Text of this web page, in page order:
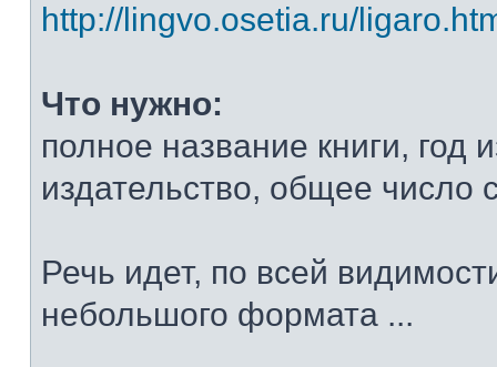
http://lingvo.osetia.ru/
Что нужно:
полное название книги, год
издательство, общее число
Речь идет, по всей
небольшого формата ...